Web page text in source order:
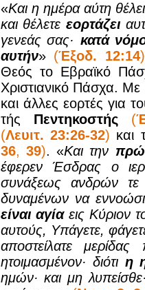
«Και η ημέρα αύτη
και θέλετε εορτάζει
γενεάς σας· κατά
αυτήν» (Έξοδ. 12:14
Θεός το Εβραϊκό
Χριστιανικό Πάσχα.
και άλλες εορτές για
τής Πεντηκοστής (
(Λευιτ. 23:26-32) και
36, 39). «Και την
έφερεν Έσδρας ο
συνάξεως ανδρών
δυναμένων να
είναι αγίαεις Κύριον
αυτούς, Υπάγετε,
αποστείλατε
ητοιμασμένον· διότι η
ημών· και μη